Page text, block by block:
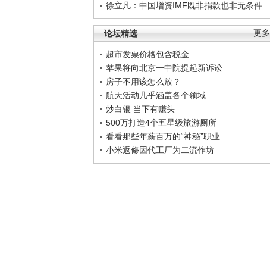
徐立凡：中国增资IMF既非捐款也非无条件
更多
论坛精选
超市发票价格包含税金
苹果将向北京一中院提起新诉讼
房子不用该怎么放？
航天活动几乎涵盖各个领域
炒白银 当下有赚头
500万打造4个五星级旅游厕所
看看那些年薪百万的“神秘”职业
小米返修因代工厂为二流作坊